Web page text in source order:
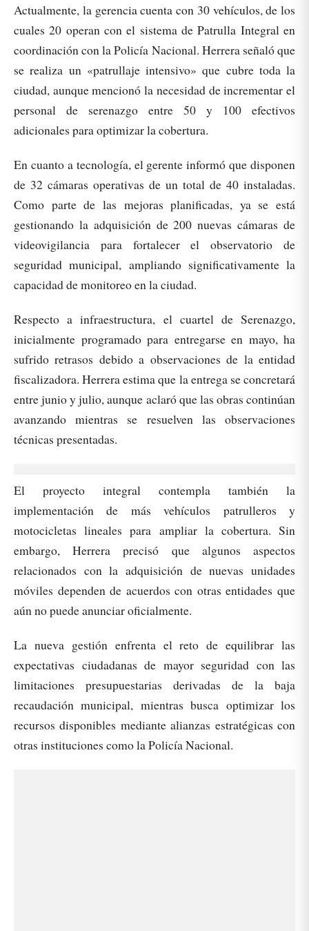
Actualmente, la gerencia cuenta con 30 vehículos, de los
cuales 20 operan con el sistema de Patrulla Integral en
coordinación con la Policía Nacional. Herrera señaló que
se realiza un «patrullaje intensivo» que cubre toda la
ciudad, aunque mencionó la necesidad de incrementar el
personal de serenazgo entre 50 y 100 efectivos
adicionales para optimizar la cobertura.
En cuanto a tecnología, el gerente informó que disponen
de 32 cámaras operativas de un total de 40 instaladas.
Como parte de las mejoras planificadas, ya se está
gestionando la adquisición de 200 nuevas cámaras de
videovigilancia para fortalecer el observatorio de
seguridad municipal, ampliando significativamente la
capacidad de monitoreo en la ciudad.
Respecto a infraestructura, el cuartel de Serenazgo,
inicialmente programado para entregarse en mayo, ha
sufrido retrasos debido a observaciones de la entidad
fiscalizadora. Herrera estima que la entrega se concretará
entre junio y julio, aunque aclaró que las obras continúan
avanzando mientras se resuelven las observaciones
técnicas presentadas.
El proyecto integral contempla también la
implementación de más vehículos patrulleros y
motocicletas lineales para ampliar la cobertura. Sin
embargo, Herrera precisó que algunos aspectos
relacionados con la adquisición de nuevas unidades
móviles dependen de acuerdos con otras entidades que
aún no puede anunciar oficialmente.
La nueva gestión enfrenta el reto de equilibrar las
expectativas ciudadanas de mayor seguridad con las
limitaciones presupuestarias derivadas de la baja
recaudación municipal, mientras busca optimizar los
recursos disponibles mediante alianzas estratégicas con
otras instituciones como la Policía Nacional.